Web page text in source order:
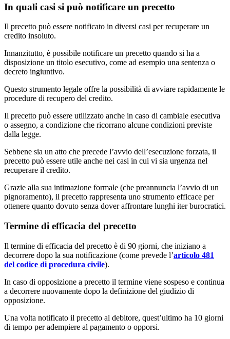
In quali casi si può notificare un precetto
Il precetto può essere notificato in diversi casi per recuperare un
credito insoluto.
Innanzitutto, è possibile notificare un precetto quando si ha a
disposizione un titolo esecutivo, come ad esempio una sentenza o
decreto ingiuntivo.
Questo strumento legale offre la possibilità di avviare rapidamente le
procedure di recupero del credito.
Il precetto può essere utilizzato anche in caso di cambiale esecutiva
o assegno, a condizione che ricorrano alcune condizioni previste
dalla legge.
Sebbene sia un atto che precede l’avvio dell’esecuzione forzata, il
precetto può essere utile anche nei casi in cui vi sia urgenza nel
recuperare il credito.
Grazie alla sua intimazione formale (che preannuncia l’avvio di un
pignoramento), il precetto rappresenta uno strumento efficace per
ottenere quanto dovuto senza dover affrontare lunghi iter burocratici.
Termine di efficacia del precetto
Il termine di efficacia del precetto è di 90 giorni, che iniziano a
decorrere dopo la sua notificazione (come prevede l’articolo 481
del codice di procedura civile).
In caso di opposizione a precetto il termine viene sospeso e continua
a decorrere nuovamente dopo la definizione del giudizio di
opposizione.
Una volta notificato il precetto al debitore, quest’ultimo ha 10 giorni
di tempo per adempiere al pagamento o opporsi.